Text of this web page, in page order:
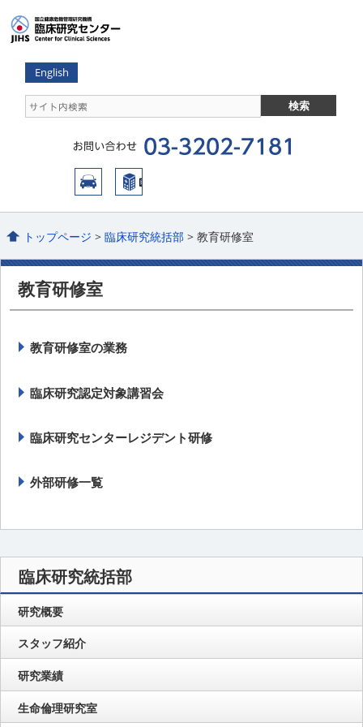
English
トップページ >臨床研究統括部 > 教育研修室
教育研修室
教育研修室の業務
臨床研究認定対象講習会
臨床研究センターレジデント研修
外部研修一覧
臨床研究統括部
研究概要
スタッフ紹介
研究業績
生命倫理研究室